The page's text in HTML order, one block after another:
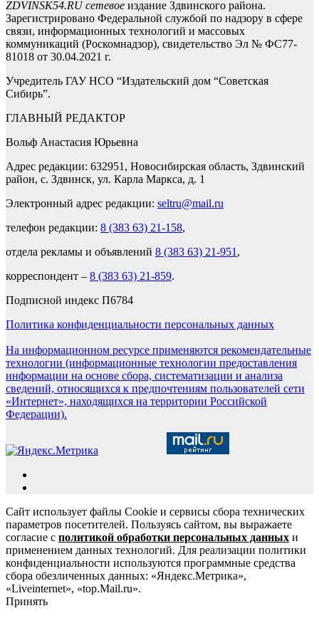
ZDVINSK54.RU сетевое издание Здвинского района.
Зарегистрировано Федеральной службой по надзору в сфере
связи, информационных технологий и массовых
коммуникаций (Роскомнадзор), свидетельство Эл № ФС77-
81018 от 30.04.2021 г.
Учредитель ГАУ НСО “Издательский дом “Советская
Сибирь”.
ГЛАВНЫЙ РЕДАКТОР
Вольф Анастасия Юрьевна
Адрес редакции: 632951, Новосибирская область, Здвинский
район, с. Здвинск, ул. Карла Маркса, д. 1
Электронный адрес редакции: seltru@mail.ru
телефон редакции: 8 (383 63) 21-158,
отдела рекламы и объявлений 8 (383 63) 21-951 ,
корреспондент – 8 (383 63) 21-859.
Подписной индекс П6784
Политика конфиденциальности персональных данных
На информационном ресурсе применяются рекомендательные
технологии (информационные технологии предоставления
информации на основе сбора, систематизации и анализа
сведений, относящихся к предпочтениям пользователей сети
«Интернет», находящихся на территории Российской
Федерации).
Сайт использует файлы Cookie и сервисы сбора технических
параметров посетителей. Пользуясь сайтом, вы выражаете
согласие с политикой обработки персональных данных и
применением данных технологий. Для реализации политики
конфиденциальности используются программные средства
сбора обезличенных данных: «Яндекс.Метрика»,
«Liveinternet», «top.Mail.ru».
Принять